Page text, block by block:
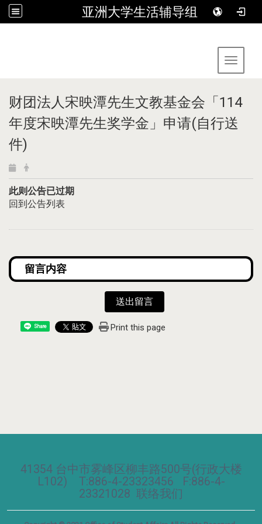
亚洲大学生活辅导组
Toggle
财团法人宋映潭先生文教基金会「114
年度宋映潭先生奖学金」申请(自行送
件)
此则公告已过期
回到公告列表
送出留言
Share Print this page
41354 台中市雾峰区柳丰路500号(行政大楼
L102) T:886-4-23323456 F:886-4-
23321028 联络我们